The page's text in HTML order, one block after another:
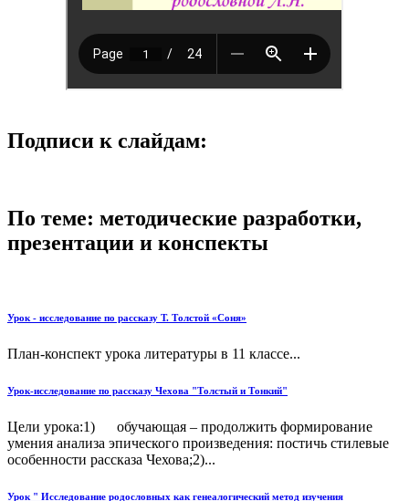
Подписи к слайдам:
По теме: методические разработки,
презентации и конспекты
Урок - исследование по рассказу Т. Толстой «Соня»
План-конспект урока литературы в 11 классе...
Урок-исследование по рассказу Чехова "Толстый и Тонкий"
Цели урока:1) обучающая – продолжить формирование
умения анализа эпического произведения: постичь стилевые
особенности рассказа Чехова;2)...
Урок " Исследование родословных как генеалогический метод изучения